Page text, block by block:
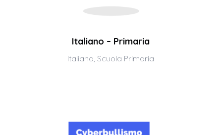
Italiano – Primaria
Italiano,Scuola Primaria